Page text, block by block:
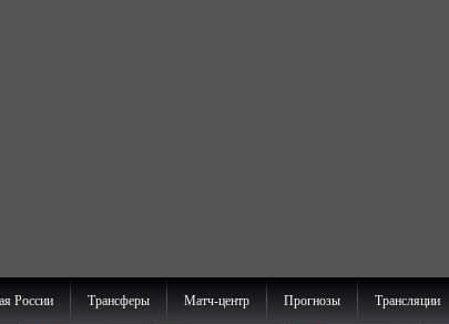
России Трансферы Матч-центр Прогнозы Трансляции